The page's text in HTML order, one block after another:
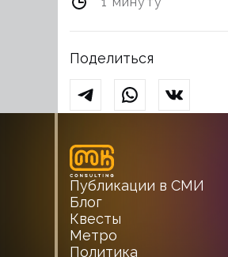
Поделиться
Публикации в СМИ
Блог
Квесты
Метро
Политика